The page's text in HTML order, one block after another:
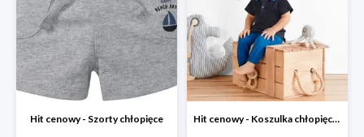
Hit cenowy - Szorty chłopięce Hit cenowy - Koszulka chłopięca polo